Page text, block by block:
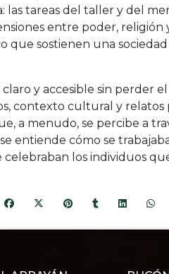
las tareas del taller y del
entre poder, religión
que sostienen una
y accesible sin perder
contexto cultural y relatos
a menudo, se percibe a
entiende cómo se
los individuos